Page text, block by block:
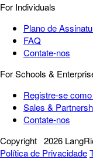
For Individuals
Plano de
FAQ
Contate-nos
For Schools &
Registre-se
Sales &
Contate-nos
Copyright 2026
Política de Privacidade